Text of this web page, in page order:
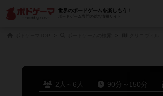
世界のボードゲームを楽しもう！
ボードゲーム専門の総合情報サイト
2人～6人 90分～150分